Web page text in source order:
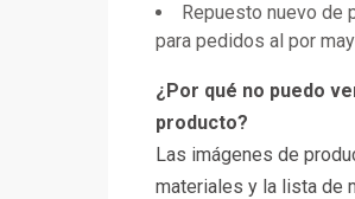
Repuesto nuevo de
para pedidos al por
¿Por qué no puedo
producto?
Las imágenes de
materiales y la lista de